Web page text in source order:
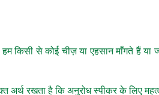
किसी से कोई चीज़ या एहसान माँगते हैं
रखता है कि अनुरोध स्पीकर के लिए